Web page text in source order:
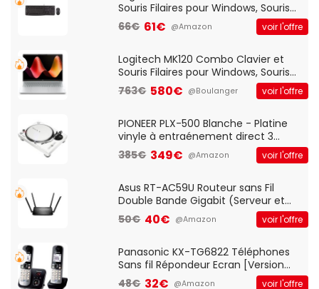
Souris Filaires pour Windows, Souris
Optique Filaire, Connexion USB Plug
And Play, Confortable, Taille
QWERTY UK - Noir
66€ 61€ @Amazon voir l'offre
Logitech MK120 Combo Clavier et
Souris Filaires pour Windows, Souris
Optique Filaire, Connexion USB Plug
And Play, Confortable, Taille
QWERTY UK - Noir
763€ 580€ @Boulanger voir l'offre
PIONEER PLX-500 Blanche - Platine
vinyle à entraénement direct 3
vitesses (33-45-78 trs/min) avec
pre-ampli intégré et port USB
385€ 349€ @Amazon voir l'offre
Asus RT-AC59U Routeur sans Fil
Double Bande Gigabit (Serveur et
Client VPN, Triple Vlan, Mode Point
d'accès et Bridge, contrôle Parental,
50€ 40€ @Amazon voir l'offre
Panasonic KX-TG6822 Téléphones
Sans fil Répondeur Ecran [Version
Française]
48€ 32€ @Amazon voir l'offre